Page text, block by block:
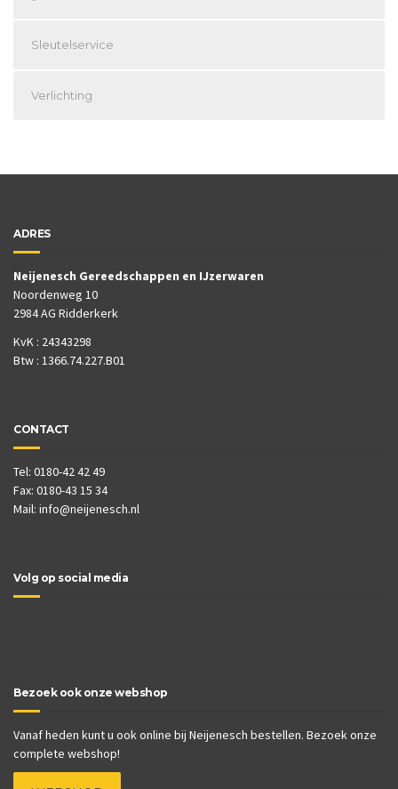
Sleutelservice
Verlichting
ADRES
Neijenesch Gereedschappen en IJzerwaren
Noordenweg 10
2984 AG Ridderkerk
KvK : 24343298
Btw : 1366.74.227.B01
CONTACT
Tel: 0180-42 42 49
Fax: 0180-43 15 34
Mail: info@neijenesch.nl
Volg op social media
Bezoek ook onze webshop
Vanaf heden kunt u ook online bij Neijenesch bestellen. Bezoek onze
complete webshop!